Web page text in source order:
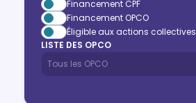
Financement CPF
Financement OPCO
Éligible aux actions collectives
LISTE DES OPCO